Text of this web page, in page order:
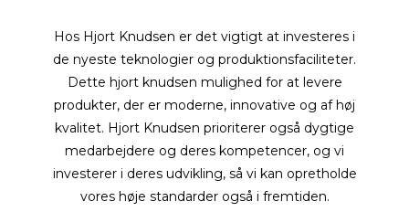
Hos Hjort Knudsen er det vigtigt at investeres i
de nyeste teknologier og produktionsfaciliteter.
Dette hjort knudsen mulighed for at levere
produkter, der er moderne, innovative og af høj
kvalitet. Hjort Knudsen prioriterer også dygtige
medarbejdere og deres kompetencer, og vi
investerer i deres udvikling, så vi kan opretholde
vores høje standarder også i fremtiden.